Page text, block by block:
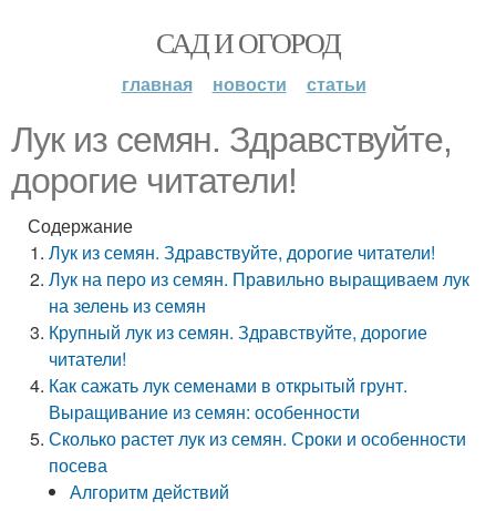
САД И ОГОРОД
главная новости статьи
Лук из семян. Здравствуйте,
дорогие читатели!
Содержание
Лук из семян. Здравствуйте, дорогие читатели!
Лук на перо из семян. Правильно выращиваем лук
на зелень из семян
Крупный лук из семян. Здравствуйте, дорогие
читатели!
Как сажать лук семенами в открытый грунт.
Выращивание из семян: особенности
Сколько растет лук из семян. Сроки и особенности
посева
Алгоритм действий